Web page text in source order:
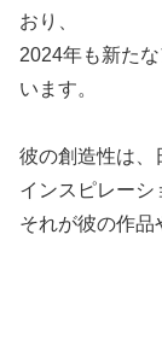
おり、
2024年も新た
います。
彼の創造性は、
インスピレーシ
それが彼の作品